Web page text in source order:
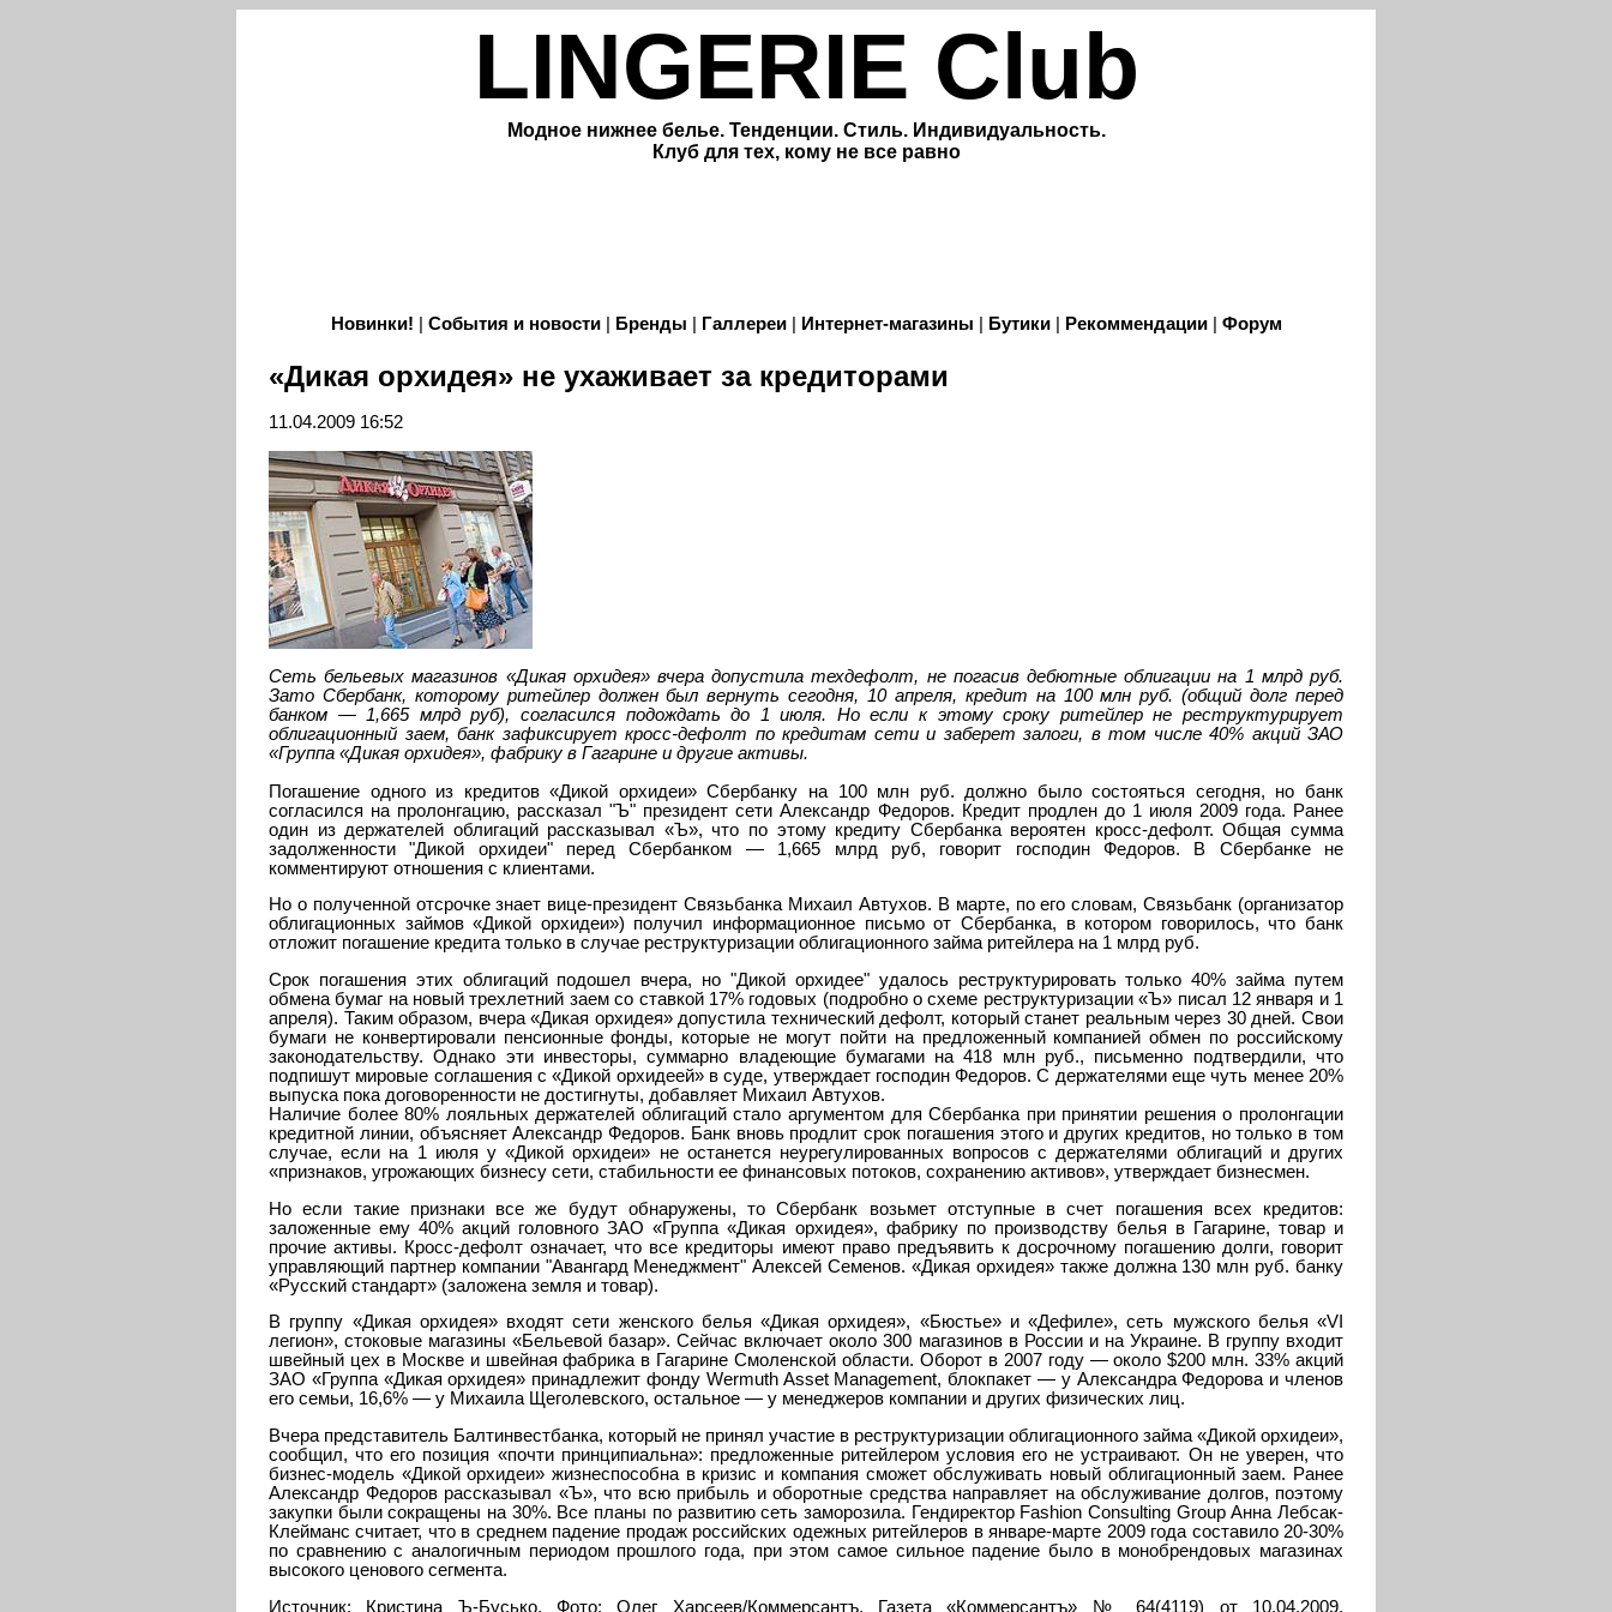
LINGERIE Club
Модное нижнее белье. Тенденции. Стиль. Индивидуальность.
Клуб для тех, кому не все равно
Новинки! События и новости| Бренды Галлереи| Интернет-магазины Бутики| Рекоммендации| Форум
«Дикая орхидея» не ухаживает за кредиторами
11.04.2009 16:52
Сеть бельевых магазинов «Дикая орхидея» вчера допустила техдефолт, не погасив дебютные облигации на 1 млрд руб.
Зато Сбербанк, которому ритейлер должен был вернуть сегодня, 10 апреля, кредит на 100 млн руб. (общий долг перед
банком — 1,665 млрд руб), согласился подождать до 1 июля. Но если к этому сроку ритейлер не реструктурирует
облигационный заем, банк зафиксирует кросс-дефолт по кредитам сети и заберет залоги, в том числе 40% акций ЗАО
«Группа «Дикая орхидея», фабрику в Гагарине и другие активы.
Погашение одного из кредитов «Дикой орхидеи» Сбербанку на 100 млн руб. должно было состояться сегодня, но банк
согласился на пролонгацию, рассказал "Ъ" президент сети Александр Федоров. Кредит продлен до 1 июля 2009 года. Ранее
один из держателей облигаций рассказывал «Ъ», что по этому кредиту Сбербанка вероятен кросс-дефолт. Общая сумма
задолженности "Дикой орхидеи" перед Сбербанком — 1,665 млрд руб, говорит господин Федоров. В Сбербанке не
комментируют отношения с клиентами.
Но о полученной отсрочке знает вице-президент Связьбанка Михаил Автухов. В марте, по его словам, Связьбанк (организатор
облигационных займов «Дикой орхидеи») получил информационное письмо от Сбербанка, в котором говорилось, что банк
отложит погашение кредита только в случае реструктуризации облигационного займа ритейлера на 1 млрд руб.
Срок погашения этих облигаций подошел вчера, но "Дикой орхидее" удалось реструктурировать только 40% займа путем
обмена бумаг на новый трехлетний заем со ставкой 17% годовых (подробно о схеме реструктуризации «Ъ» писал 12 января и 1
апреля). Таким образом, вчера «Дикая орхидея» допустила технический дефолт, который станет реальным через 30 дней. Свои
бумаги не конвертировали пенсионные фонды, которые не могут пойти на предложенный компанией обмен по российскому
законодательству. Однако эти инвесторы, суммарно владеющие бумагами на 418 млн руб., письменно подтвердили, что
подпишут мировые соглашения с «Дикой орхидеей» в суде, утверждает господин Федоров. С держателями еще чуть менее 20%
выпуска пока договоренности не достигнуты, добавляет Михаил Автухов.
Наличие более 80% лояльных держателей облигаций стало аргументом для Сбербанка при принятии решения о пролонгации
кредитной линии, объясняет Александр Федоров. Банк вновь продлит срок погашения этого и других кредитов, но только в том
случае, если на 1 июля у «Дикой орхидеи» не останется неурегулированных вопросов с держателями облигаций и других
«признаков, угрожающих бизнесу сети, стабильности ее финансовых потоков, сохранению активов», утверждает бизнесмен.
Но если такие признаки все же будут обнаружены, то Сбербанк возьмет отступные в счет погашения всех кредитов:
заложенные ему 40% акций головного ЗАО «Группа «Дикая орхидея», фабрику по производству белья в Гагарине, товар и
прочие активы. Кросс-дефолт означает, что все кредиторы имеют право предъявить к досрочному погашению долги, говорит
управляющий партнер компании "Авангард Менеджмент" Алексей Семенов. «Дикая орхидея» также должна 130 млн руб. банку
«Русский стандарт» (заложена земля и товар).
В группу «Дикая орхидея» входят сети женского белья «Дикая орхидея», «Бюстье» и «Дефиле», сеть мужского белья «VI
легион», стоковые магазины «Бельевой базар». Сейчас включает около 300 магазинов в России и на Украине. В группу входит
швейный цех в Москве и швейная фабрика в Гагарине Смоленской области. Оборот в 2007 году — около $200 млн. 33% акций
ЗАО «Группа «Дикая орхидея» принадлежит фонду Wermuth Asset Management, блокпакет — у Александра Федорова и членов
его семьи, 16,6% — у Михаила Щеголевского, остальное — у менеджеров компании и других физических лиц.
Вчера представитель Балтинвестбанка, который не принял участие в реструктуризации облигационного займа «Дикой орхидеи»,
сообщил, что его позиция «почти принципиальна»: предложенные ритейлером условия его не устраивают. Он не уверен, что
бизнес-модель «Дикой орхидеи» жизнеспособна в кризис и компания сможет обслуживать новый облигационный заем. Ранее
Александр Федоров рассказывал «Ъ», что всю прибыль и оборотные средства направляет на обслуживание долгов, поэтому
закупки были сокращены на 30%. Все планы по развитию сеть заморозила. Гендиректор Fashion Consulting Group Анна Лебсак-
Клейманс считает, что в среднем падение продаж российских одежных ритейлеров в январе-марте 2009 года составило 20-30%
по сравнению с аналогичным периодом прошлого года, при этом самое сильное падение было в монобрендовых магазинах
высокого ценового сегмента.
Источник: Кристина Ъ-Бусько, Фото: Олег Харсеев/Коммерсантъ, Газета «Коммерсантъ» № 64(4119) от 10.04.2009,